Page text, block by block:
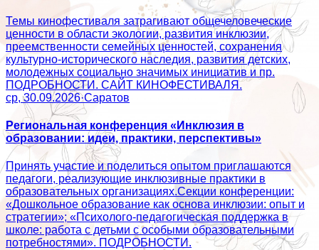
Темы кинофестиваля затрагивают общечеловеческие
ценности в области экологии, развития инклюзии,
преемственности семейных ценностей, сохранения
культурно-исторического наследия, развития детских,
молодежных социально значимых инициатив и пр.
ПОДРОБНОСТИ. САЙТ КИНОФЕСТИВАЛЯ.
ср, 30.09.2026·Саратов
Региональная конференция «Инклюзия в
образовании: идеи, практики, перспективы»
Принять участие и поделиться опытом приглашаются
педагоги, реализующие инклюзивные практики в
образовательных организациях.Секции конференции:
«Дошкольное образование как основа инклюзии: опыт и
стратегии»; «Психолого‑педагогическая поддержка в
школе: работа с детьми с особыми образовательными
потребностями». ПОДРОБНОСТИ.